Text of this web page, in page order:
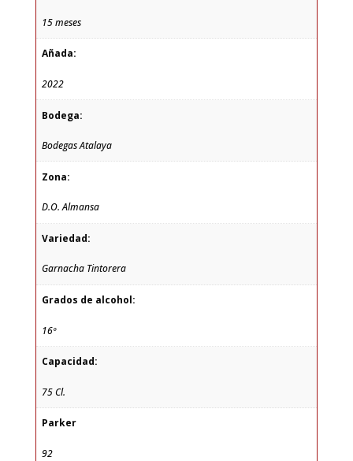
15 meses
Añada:
2022
Bodega:
Bodegas Atalaya
Zona:
D.O. Almansa
Variedad:
Garnacha Tintorera
Grados de alcohol:
16º
Capacidad:
75 Cl.
Parker
92